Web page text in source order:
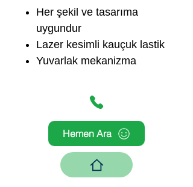
Her şekil ve tasarıma
uygundur
Lazer kesimli kauçuk lastik
Yuvarlak mekanizma
Hemen Ara